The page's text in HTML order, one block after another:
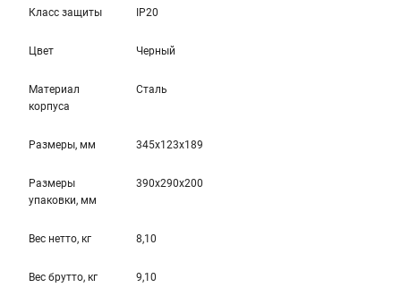
Класс защиты IP20
Цвет Черный
Материал
корпуса
Сталь
Размеры, мм 345x123x189
Размеры
упаковки, мм
390x290x200
Вес нетто, кг 8,10
Вес брутто, кг 9,10